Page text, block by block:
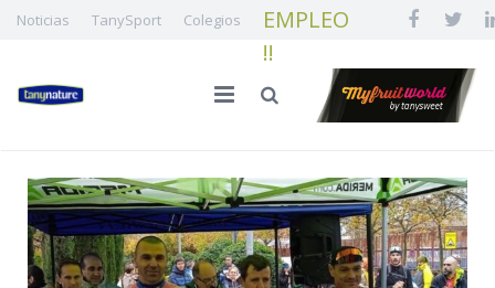
Noticias TanySport Colegios
EMPLEO
!!
INICIO
LA FAMILIA
CALIDAD E INNOVACIÓN